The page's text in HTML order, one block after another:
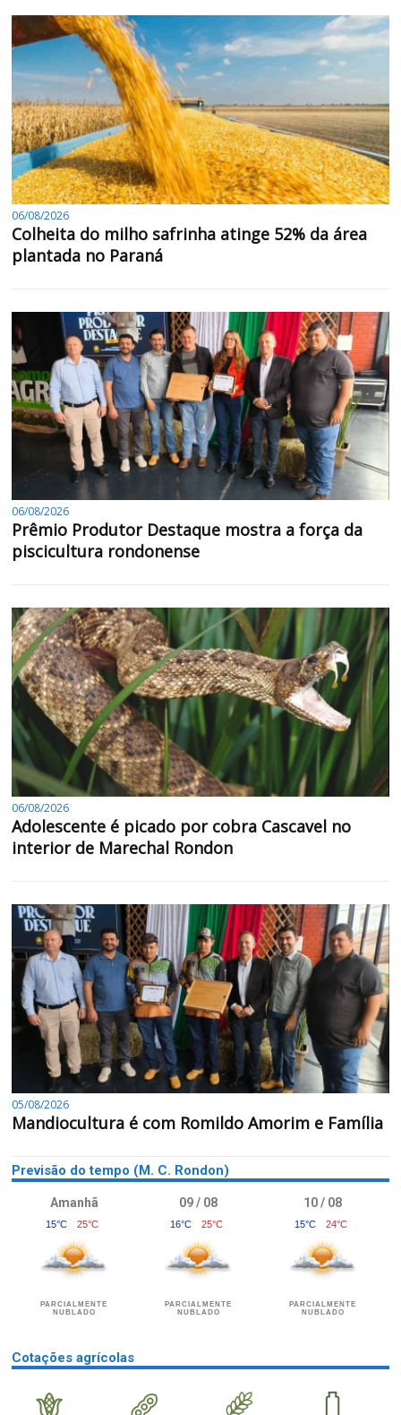
06/08/2026
Colheita do milho safrinha atinge 52% da área
plantada no Paraná
06/08/2026
Prêmio Produtor Destaque mostra a força da
piscicultura rondonense
06/08/2026
Adolescente é picado por cobra Cascavel no
interior de Marechal Rondon
05/08/2026
Mandiocultura é com Romildo Amorim e Família
Previsão do tempo (M. C. Rondon)
Amanhã
15°C 25°C
PARCIALMENTE
NUBLADO
09 / 08
16°C 25°C
PARCIALMENTE
NUBLADO
10 / 08
15°C 24°C
PARCIALMENTE
NUBLADO
Cotações agrícolas